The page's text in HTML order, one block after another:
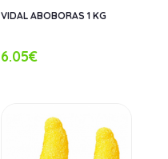
VIDAL ABOBORAS 1 KG
6.05€